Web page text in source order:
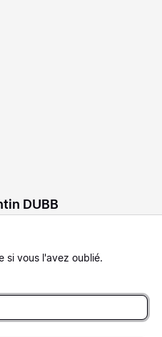
DUBB
si vous l'avez oublié.